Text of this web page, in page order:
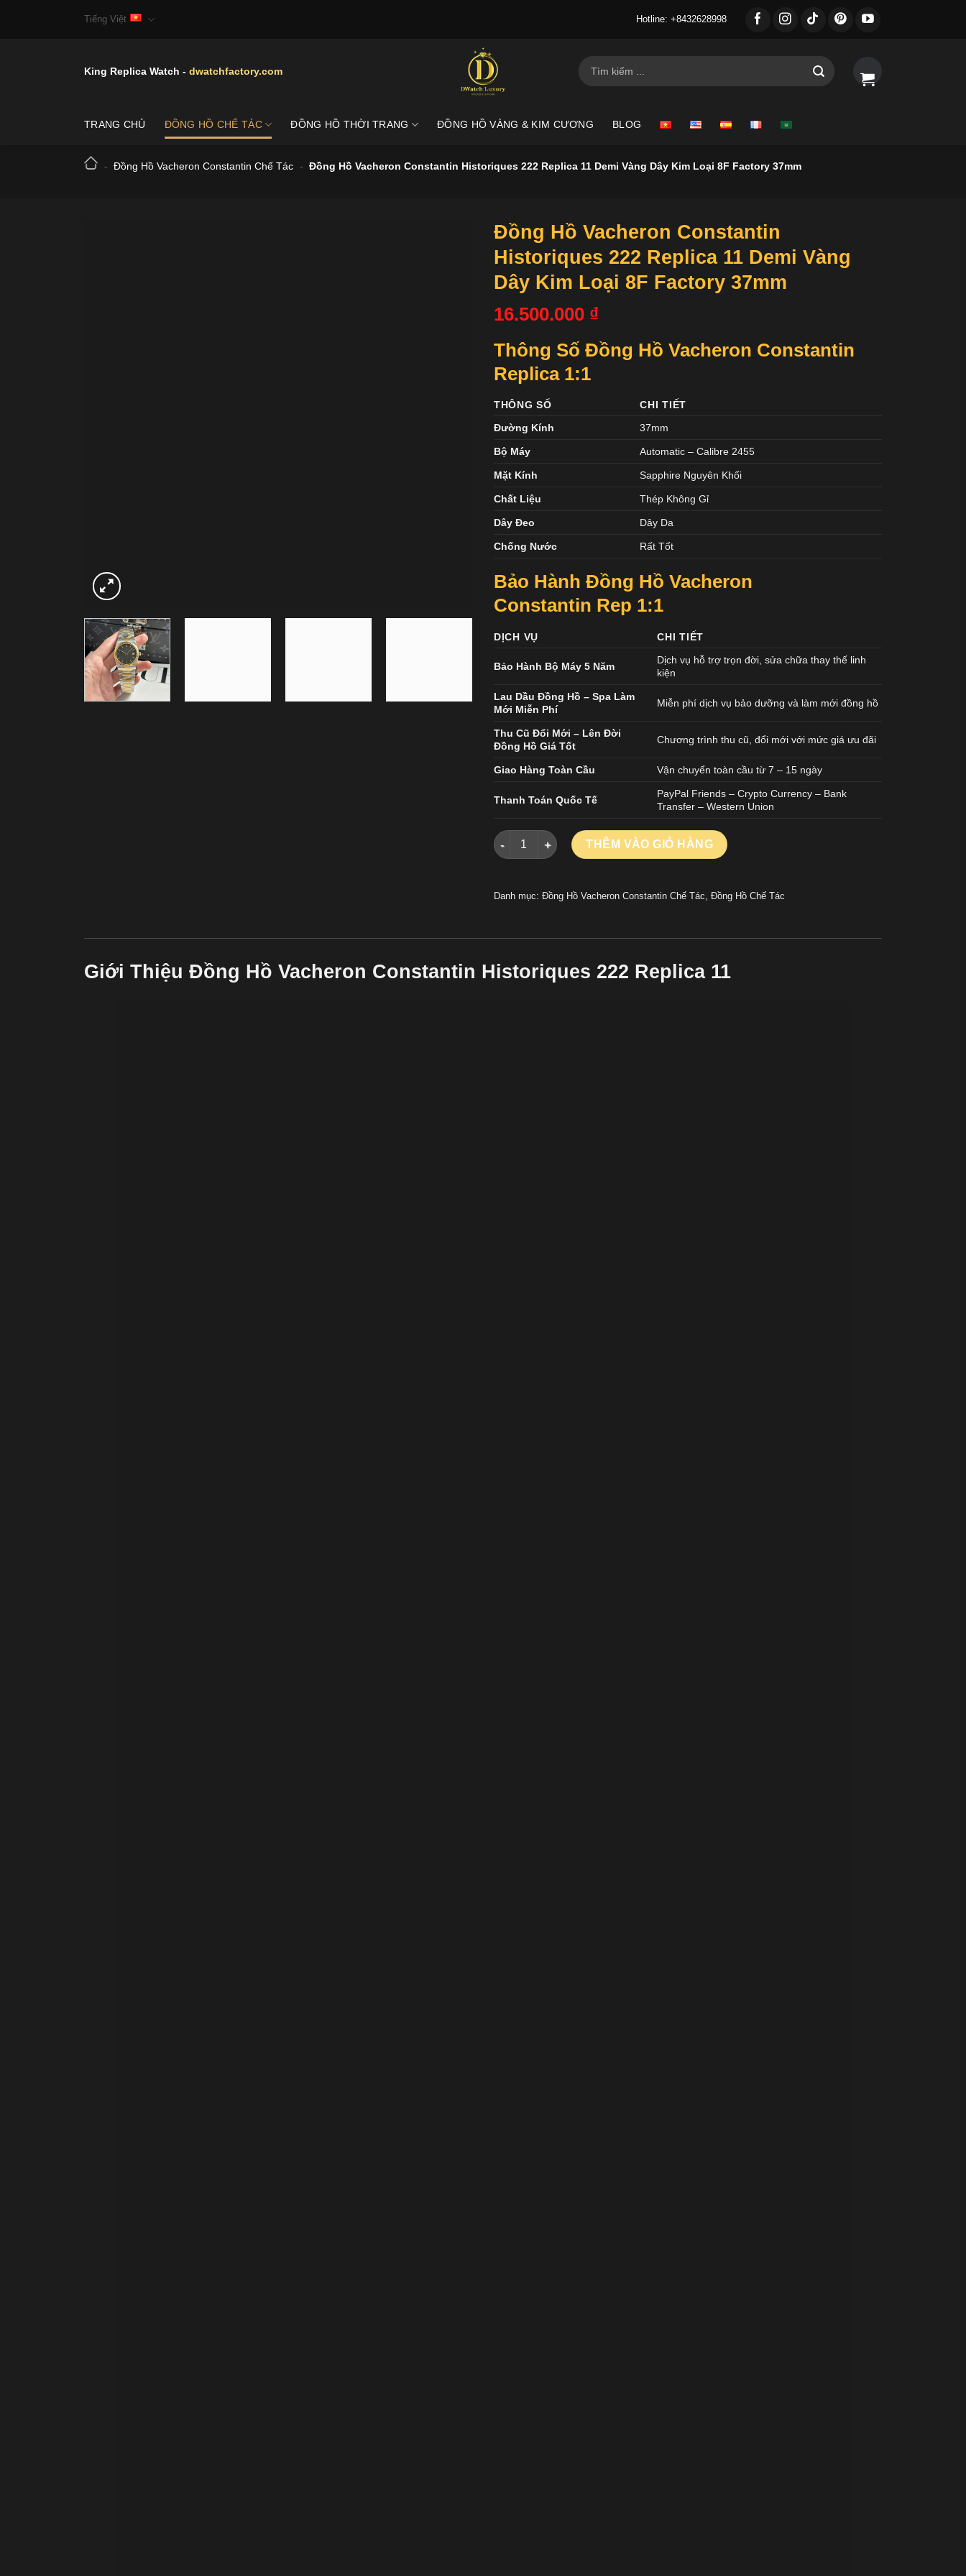
Tiếng Việt Hotline: +8432628998
King Replica Watch - dwatchfactory.com
Tìm
kiếm:
TRANG CHỦ ĐỒNG HỒ CHẾ TÁC ĐỒNG HỒ THỜI TRANG ĐỒNG HỒ VÀNG & KIM CƯƠNG BLOG
- Đồng Hồ Vacheron Constantin Chế Tác - Đồng Hồ Vacheron Constantin Historiques 222 Replica 11 Demi Vàng Dây Kim Loại 8F Factory 37mm
Đồng Hồ Vacheron Constantin
Historiques 222 Replica 11 Demi Vàng
Dây Kim Loại 8F Factory 37mm
16.500.000 ₫
Thông Số Đồng Hồ Vacheron Constantin
Replica 1:1
THÔNG SỐ
CHI TIẾT
Đường Kính
37mm
Bộ Máy Automatic – Calibre 2455
Mặt Kính Sapphire Nguyên Khối
Chất Liệu Thép Không Gỉ
Dây Đeo Dây Da
Chống Nước Rất Tốt
Bảo Hành Đồng Hồ Vacheron
Constantin Rep 1:1
DỊCH VỤ CHI TIẾT
Bảo Hành Bộ Máy 5 Năm
Dịch vụ hỗ trợ trọn đời, sửa chữa thay thế linh
kiện
Lau Dầu Đồng Hồ – Spa Làm
Mới Miễn Phí
Miễn phí dịch vụ bảo dưỡng và làm mới đồng hồ
Thu Cũ Đổi Mới – Lên Đời
Đồng Hồ Giá Tốt
Chương trình thu cũ, đổi mới với mức giá ưu đãi
Giao Hàng Toàn Cầu Vận chuyển toàn cầu từ 7 – 15 ngày
Thanh Toán Quốc Tế
PayPal Friends – Crypto Currency – Bank
Transfer – Western Union
Đồng Hồ Vacheron Constantin Historiques 222 Replica 11 Demi Vàng Dây Kim Loại 8F Factory
THÊM VÀO GIỎ HÀNG
Danh mục: Đồng Hồ Vacheron Constantin Chế Tác Đồng Hồ Chế Tác
Giới Thiệu Đồng Hồ Vacheron Constantin Historiques 222 Replica 11